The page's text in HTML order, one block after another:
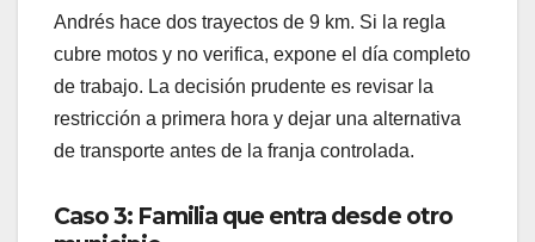
Andrés hace dos trayectos de 9 km. Si la regla
cubre motos y no verifica, expone el día completo
de trabajo. La decisión prudente es revisar la
restricción a primera hora y dejar una alternativa
de transporte antes de la franja controlada.
Caso 3: Familia que entra desde otro